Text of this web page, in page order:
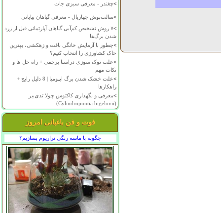
>چغندر - معرفی سبزی جات
>سالت‌بوش چهاربال - معرفی گیاهان بیابانی
>
۷ روش تشخیص کم‌آبی گیاهان آپارتمانی قبل از زرد
شدن برگ‌ها
>چطور با آزمایش خانگی بافت و زهکشی، بهترین
خاک کشاورزی را انتخاب کنیم؟
>علت نوک سوزی دراسنا پرچمی + راه حل ها و
نکات مهم
>
علت خشک شدن برگ ایپومیا | 8 دلیل رایج +
راهکارها
>معرفی و نگهداری کاکتوس چولا تدی‌بیر
(Cylindropuntia bigelovii)
فوت و فن باغبانی امروز
چگونه با ماسه رنگی تراریوم بسازیم؟